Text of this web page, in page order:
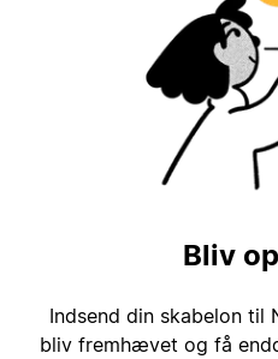
Bliv
Indsend din skabelon til
bliv fremhævet og få